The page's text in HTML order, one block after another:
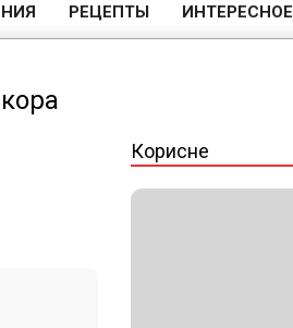
РЕЦЕПТЫ ИНТЕРЕСНОЕ
Корисне